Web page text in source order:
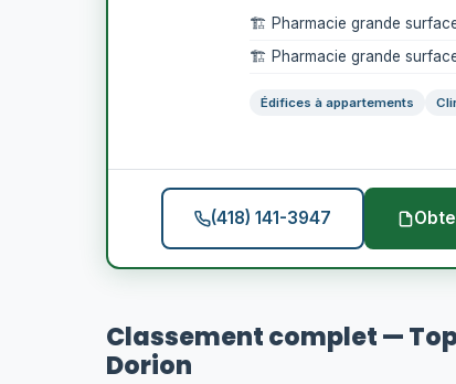
🏗️ Pharmacie grande
🏗️ Pharmacie grande
Édifices à appartements
(418) 141-3947
Classement complet —
Dorion